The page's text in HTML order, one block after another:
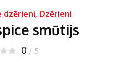
dzērieni, Dzērieni
smūtijs
0 / 5